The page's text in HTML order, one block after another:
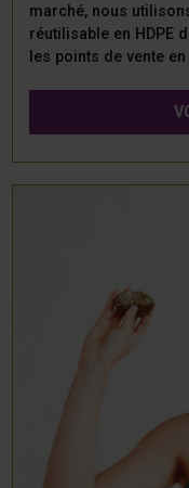
marché, nous
réutilisable en HDPE
les points de vente